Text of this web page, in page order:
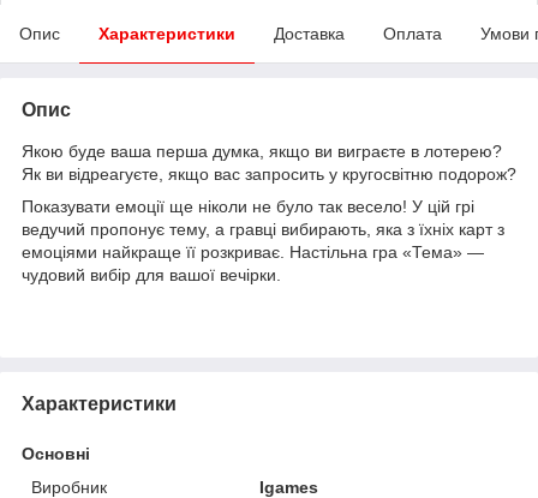
Опис Характеристики Доставка Оплата Умови
Опис
Якою буде ваша перша думка, якщо ви виграєте в лотерею?
Як ви відреагуєте, якщо вас запросить у кругосвітню подорож?
Показувати емоції ще ніколи не було так весело! У цій грі
ведучий пропонує тему, а гравці вибирають, яка з їхніх карт з
емоціями найкраще її розкриває. Настільна гра «Тема» —
чудовий вибір для вашої вечірки.
Характеристики
Основні
Виробник
Igames